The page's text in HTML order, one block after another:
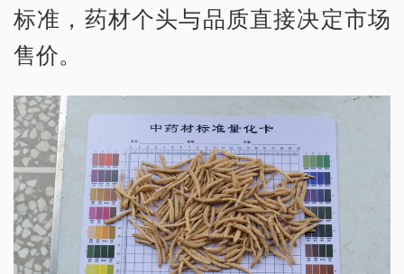
标准，药材个头与品质直接决定市场
售价。